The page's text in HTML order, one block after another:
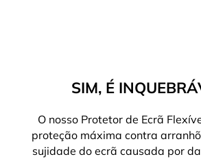
SIM, É
O nosso Protetor de Ecrã
proteção máxima contra
sujidade do ecrã causada por